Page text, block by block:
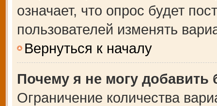
означает, что опрос будет
пользователей изменять
Вернуться к началу
Почему я не могу добавить
Ограничение количества